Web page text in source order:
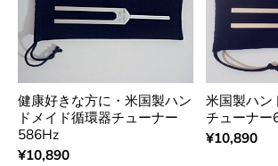
健康好きな方に・米国製ハン
ドメイド循環器チューナー
586Hz
¥10,890
米国製ハン
チューナー
¥10,890